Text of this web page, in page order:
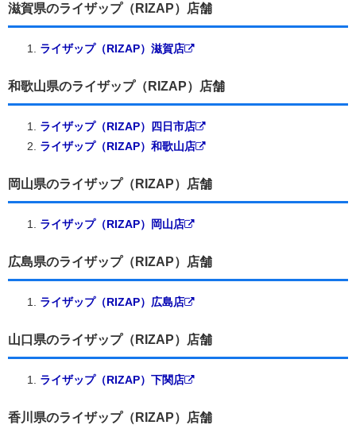
滋賀県のライザップ（RIZAP）店舗
ライザップ（RIZAP）滋賀店
和歌山県のライザップ（RIZAP）店舗
ライザップ（RIZAP）四日市店
ライザップ（RIZAP）和歌山店
岡山県のライザップ（RIZAP）店舗
ライザップ（RIZAP）岡山店
広島県のライザップ（RIZAP）店舗
ライザップ（RIZAP）広島店
山口県のライザップ（RIZAP）店舗
ライザップ（RIZAP）下関店
香川県のライザップ（RIZAP）店舗